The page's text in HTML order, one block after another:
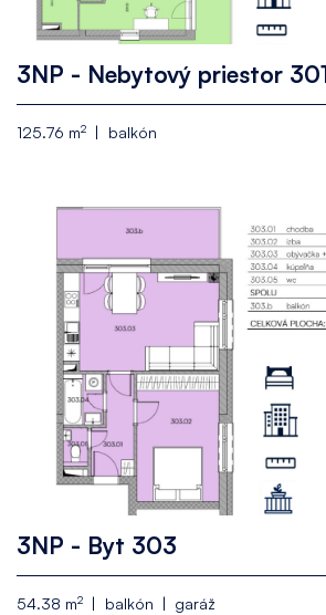
3NP - Nebytový priestor
125.76 m2 balkón
3NP - Byt 303
54.38 m2 balkón garáž